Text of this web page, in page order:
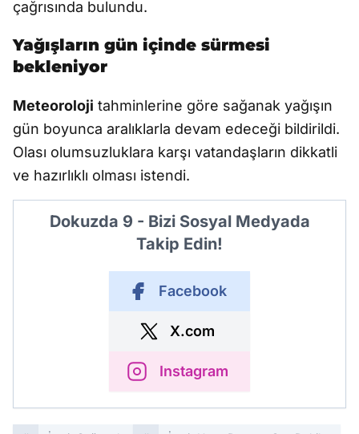
çağrısında bulundu.
Yağışların gün içinde sürmesi
bekleniyor
Meteoroloji tahminlerine göre sağanak yağışın
gün boyunca aralıklarla devam edeceği bildirildi.
Olası olumsuzluklara karşı vatandaşların dikkatli
ve hazırlıklı olması istendi.
Dokuzda 9 - Bizi Sosyal Medyada
Takip Edin!
Facebook
X.com
Instagram